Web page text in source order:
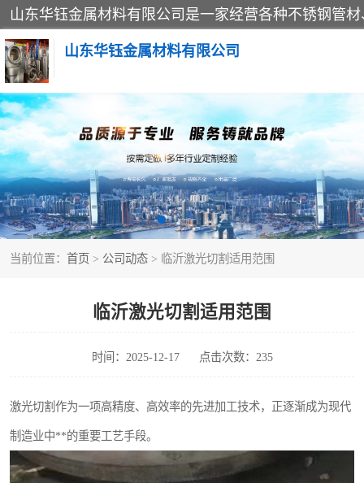
山东华钰金属材料有限公司
当前位置： 首页 > 公司动态 > 临沂激光切割适用范围
临沂激光切割适用范围
时间：2025-12-17 点击次数：235
激光切割作为一项高精度、高效率的先进加工技术，正逐渐成为现代
制造业中**的重要工艺手段。
不锈钢管
管件标准件
不锈钢人孔
不锈钢角钢